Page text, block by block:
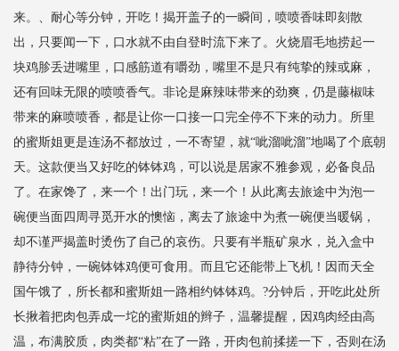
来。、耐心等分钟，开吃！揭开盖子的一瞬间，喷喷香味即刻散
出，只要闻一下，口水就不由自登时流下来了。火烧眉毛地捞起一
块鸡胗丢进嘴里，口感筋道有嚼劲，嘴里不是只有纯挚的辣或麻，
还有回味无限的喷喷香气。非论是麻辣味带来的劲爽，仍是藤椒味
带来的麻喷喷香，都是让你一口接一口完全停不下来的动力。所里
的蜜斯姐更是连汤不都放过，一不寄望，就“呲溜呲溜”地喝了个底朝
天。这款便当又好吃的钵钵鸡，可以说是居家不雅参观，必备良品
了。在家馋了，来一个！出门玩，来一个！从此离去旅途中为泡一
碗便当面四周寻觅开水的懊恼，离去了旅途中为煮一碗便当暖锅，
却不谨严揭盖时烫伤了自己的哀伤。只要有半瓶矿泉水，兑入盒中
静待分钟，一碗钵钵鸡便可食用。而且它还能带上飞机！因而天全
国午饿了，所长都和蜜斯姐一路相约钵钵鸡。?分钟后，开吃此处所
长揪着把肉包弄成一坨的蜜斯姐的辫子，温馨提醒，因鸡肉经由高
温，布满胶质，肉类都“粘”在了一路，开肉包前揉搓一下，否则在汤